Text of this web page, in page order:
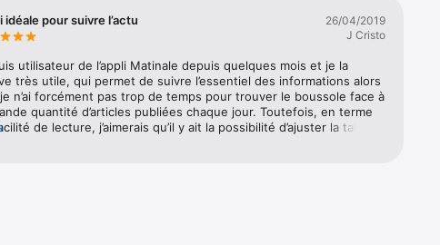
en
en direct”
idéale pour suivre l’actu
26/04/2019
J Cristo
utilisateur de l’appli Matinale depuis quelques mois et je la
très utile, qui permet de suivre l’essentiel des informations alors
n’ai forcément pas trop de temps pour trouver le boussole face à
quantité d’articles publiées chaque jour. Toutefois, en terme
de lecture, j’aimerais qu’il y ait la possibilité d’ajuster la taille